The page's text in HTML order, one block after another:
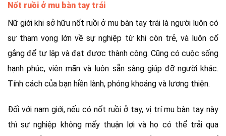
Nốt ruồi ở mu bàn tay trái
Nữ giới khi sở hữu nốt ruồi ở mu bàn tay trái là người luôn có
sự tham vọng lớn về sự nghiệp từ khi còn trẻ, và luôn cố
gắng để tự lập và đạt được thành công. Cũng có cuộc sống
hạnh phúc, viên mãn và luôn sẵn sàng giúp đỡ người khác.
Tính cách của bạn hiền lành, phóng khoáng và lương thiện.
Đối với nam giới, nếu có nốt ruồi ở tay, vị trí mu bàn tay này
thì sự nghiệp không mấy thuận lợi và họ có thể trải qua